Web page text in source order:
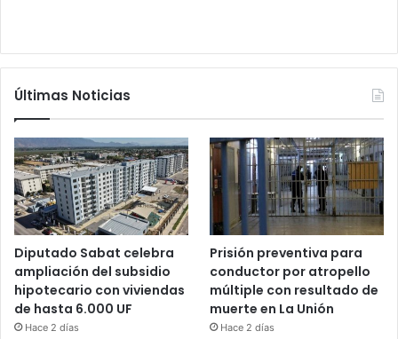
Últimas Noticias
Diputado Sabat celebra
ampliación del subsidio
hipotecario con viviendas
de hasta 6.000 UF
Hace 2 días
Prisión preventiva para
conductor por atropello
múltiple con resultado de
muerte en La Unión
Hace 2 días